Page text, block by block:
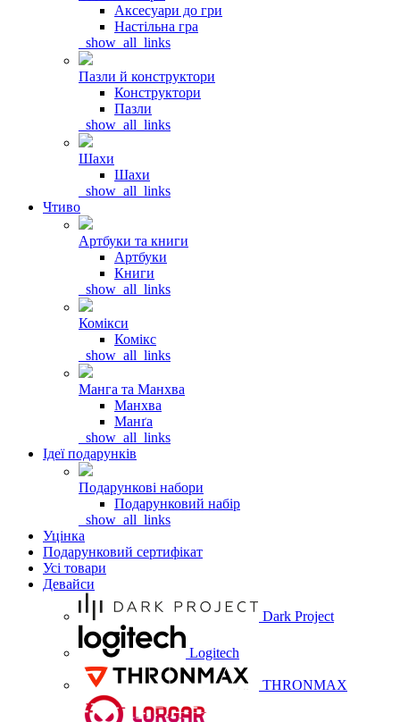
Аксесуари до гри
Настільна гра
_show_all_links
Пазли й конструктори
Конструктори
Пазли
_show_all_links
Шахи
Шахи
_show_all_links
Чтиво
Артбуки та книги
Артбуки
Книги
_show_all_links
Комікси
Комікс
_show_all_links
Манга та Манхва
Манхва
Манґа
_show_all_links
Ідеї подарунків
Подарункові набори
Подарунковий набір
_show_all_links
Уцінка
Подарунковий сертифікат
Усі товари
Девайси
Dark Project
Logitech
THRONMAX